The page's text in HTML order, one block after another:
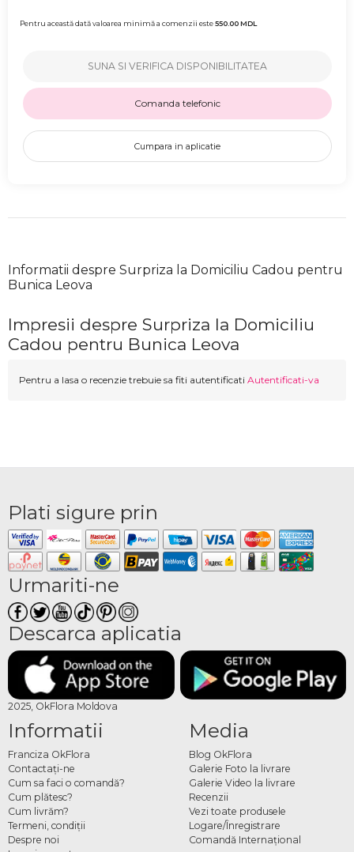
Pentru această dată valoarea minimă a comenzii este550.00MDL
SUNA SI VERIFICA DISPONIBILITATEA
Comanda telefonic
Cumpara in aplicatie
Informatii despre Surpriza la Domiciliu Cadou pentru
Bunica Leova
Impresii despre Surpriza la Domiciliu
Cadou pentru Bunica Leova
Pentru a lasa o recenzie trebuie sa fiti autentificati Autentificati-va
Plati sigure prin
Urmariti-ne
Descarca aplicatia
2025, OkFlora Moldova
Informatii
Franciza OkFlora
Contactaţi-ne
Cum sa faci o comandă?
Cum plătesc?
Cum livrăm?
Termeni, condiţii
Despre noi
Media
Blog OkFlora
Galerie Foto la livrare
Galerie Video la livrare
Recenzii
Vezi toate produsele
Logare/Înregistrare
Comandă Internațional